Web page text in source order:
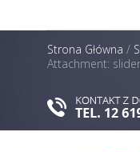
Strona Główna /
Attachment: